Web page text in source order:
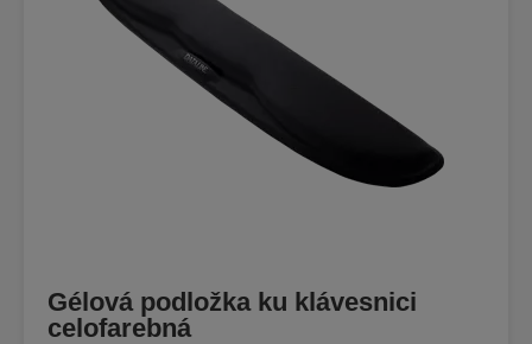
Gélová podložka ku klávesnici
celofarebná